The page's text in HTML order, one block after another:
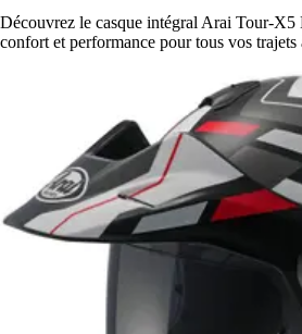
Découvrez le casque intégral Arai Tour-X5
confort et performance pour tous vos trajets